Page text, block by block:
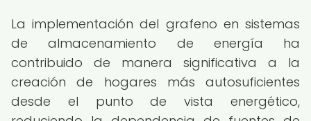
La implementación del grafeno en sistemas
de almacenamiento de energía ha
contribuido de manera significativa a la
creación de hogares más autosuficientes
desde el punto de vista energético,